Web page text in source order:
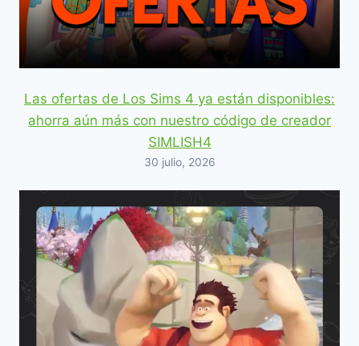
Las ofertas de Los Sims 4 ya están disponibles:
ahorra aún más con nuestro código de creador
SIMLISH4
30 julio, 2026